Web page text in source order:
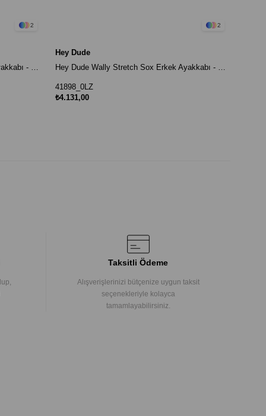
2
Hey Dude Wally Stretch Sox Erkek Ayakkabı - Siyah / Beyaz
2
Hey Dude
Hey Dude Wally Stretch Sox Erkek Ayakkabı - Krem
41898_0LZ
₺4.131,00
Taksitli Ödeme
Alışverişlerinizi bütçenize uygun taksit
seçenekleriyle kolayca
tamamlayabilirsiniz.